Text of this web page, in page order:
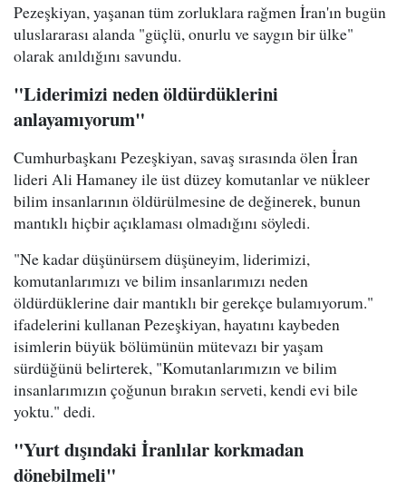
Pezeşkiyan, yaşanan tüm zorluklara rağmen İran'ın bugün
uluslararası alanda "güçlü, onurlu ve saygın bir ülke"
olarak anıldığını savundu.
"Liderimizi neden öldürdüklerini
anlayamıyorum"
Cumhurbaşkanı Pezeşkiyan, savaş sırasında ölen İran
lideri Ali Hamaney ile üst düzey komutanlar ve nükleer
bilim insanlarının öldürülmesine de değinerek, bunun
mantıklı hiçbir açıklaması olmadığını söyledi.
"Ne kadar düşünürsem düşüneyim, liderimizi,
komutanlarımızı ve bilim insanlarımızı neden
öldürdüklerine dair mantıklı bir gerekçe bulamıyorum."
ifadelerini kullanan Pezeşkiyan, hayatını kaybeden
isimlerin büyük bölümünün mütevazı bir yaşam
sürdüğünü belirterek, "Komutanlarımızın ve bilim
insanlarımızın çoğunun bırakın serveti, kendi evi bile
yoktu." dedi.
"Yurt dışındaki İranlılar korkmadan
dönebilmeli"